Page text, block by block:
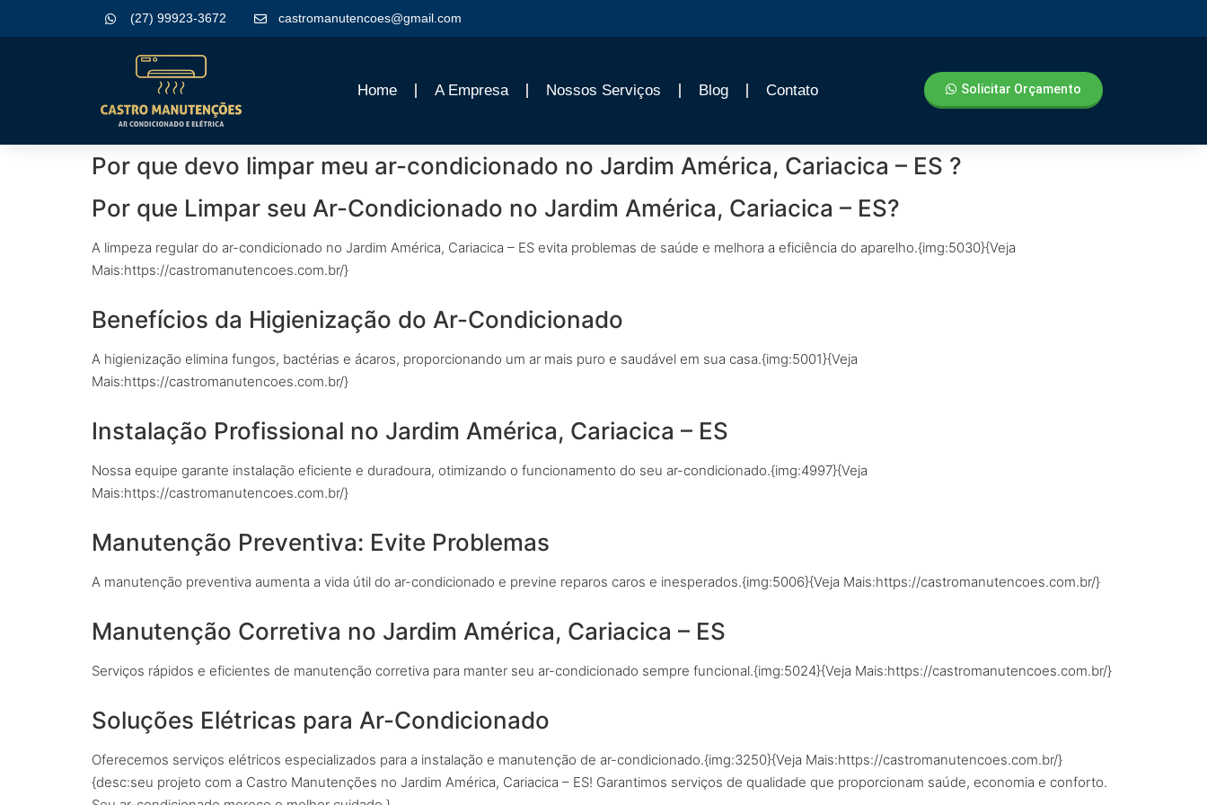
(27) 99923-3672 castromanutencoes@gmail.com
Home A Empresa Nossos Serviços Blog Contato Solicitar Orçamento
Por que devo limpar meu ar-condicionado no Jardim América, Cariacica – ES ?
Por que Limpar seu Ar-Condicionado no Jardim América, Cariacica – ES?
A limpeza regular do ar-condicionado no Jardim América, Cariacica – ES evita problemas de saúde e melhora a eficiência do aparelho.{img:5030}{Veja
Mais:https://castromanutencoes.com.br/}
Benefícios da Higienização do Ar-Condicionado
A higienização elimina fungos, bactérias e ácaros, proporcionando um ar mais puro e saudável em sua casa.{img:5001}{Veja
Mais:https://castromanutencoes.com.br/}
Instalação Profissional no Jardim América, Cariacica – ES
Nossa equipe garante instalação eficiente e duradoura, otimizando o funcionamento do seu ar-condicionado.{img:4997}{Veja
Mais:https://castromanutencoes.com.br/}
Manutenção Preventiva: Evite Problemas
A manutenção preventiva aumenta a vida útil do ar-condicionado e previne reparos caros e inesperados.{img:5006}{Veja Mais:https://castromanutencoes.com.br/}
Manutenção Corretiva no Jardim América, Cariacica – ES
Serviços rápidos e eficientes de manutenção corretiva para manter seu ar-condicionado sempre funcional.{img:5024}{Veja Mais:https://castromanutencoes.com.br/}
Soluções Elétricas para Ar-Condicionado
Oferecemos serviços elétricos especializados para a instalação e manutenção de ar-condicionado.{img:3250}{Veja Mais:https://castromanutencoes.com.br/}
{desc:seu projeto com a Castro Manutenções no Jardim América, Cariacica – ES! Garantimos serviços de qualidade que proporcionam saúde, economia e conforto.